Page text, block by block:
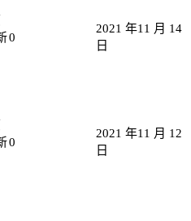
0
2021 年11 月 14
日
0
2021 年11 月 12
日